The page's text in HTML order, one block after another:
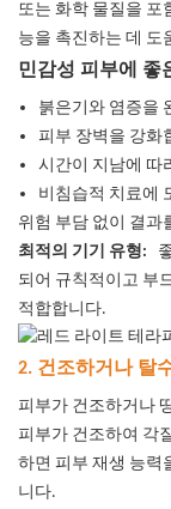
또는 화학 물질을 포
능을 촉진하는 데 도
민감성 피부에 좋
붉은기와 염증을
피부 장벽을 강화
시간이 지남에 따
비침습적 치료에
위험 부담 없이 결과
최적의 기기 유형:
되어 규칙적이고 부
적합합니다.
2. 건조하거나 탈
피부가 건조하거나
피부가 건조하여 각
하면 피부 재생 능력
니다.